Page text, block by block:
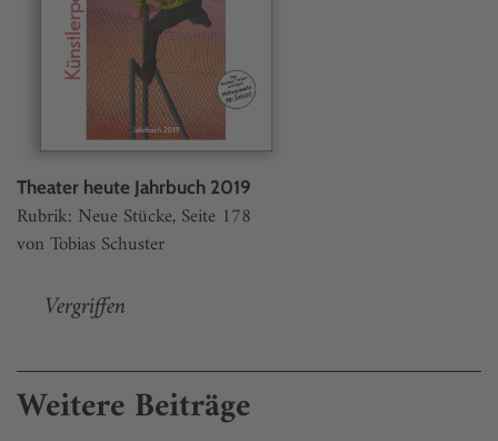
Theater heute Jahrbuch 2019
Rubrik: Neue Stücke, Seite 178
von Tobias Schuster
Vergriffen
Weitere Beiträge